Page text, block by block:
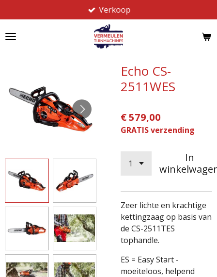
direct
naar
Verkoop
Echo CS-
2511WES
€ 579,00
GRATIS verzending
In
Zeer lichte en krachtige
kettingzaag op basis van
de CS-2511TES
tophandle.
ES = Easy Start -
moeiteloos, helpend